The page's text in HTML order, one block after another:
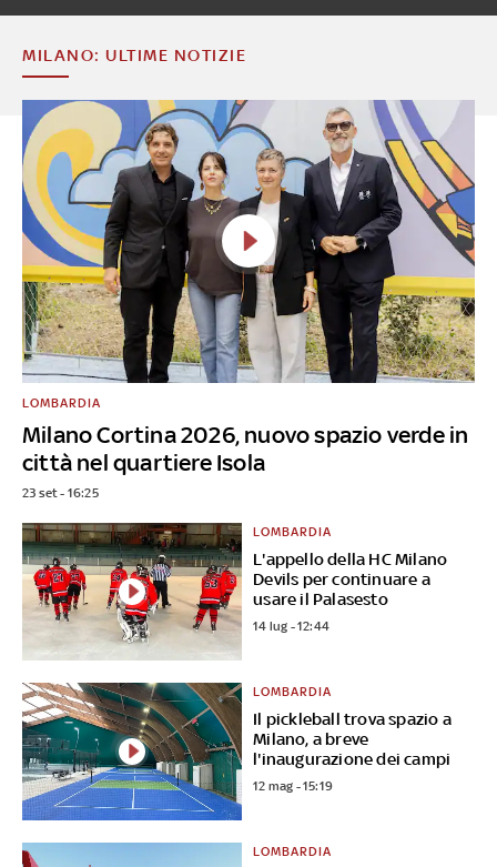
MILANO: ULTIME NOTIZIE
Milano Cortina 2026, nuovo spazio verde in
città nel quartiere Isola
LOMBARDIA
23 set - 16:25
L'appello della HC Milano
Devils per continuare a
usare il Palasesto
LOMBARDIA
14 lug - 12:44
Il pickleball trova spazio a
Milano, a breve
l'inaugurazione dei campi
LOMBARDIA
12 mag - 15:19
LOMBARDIA